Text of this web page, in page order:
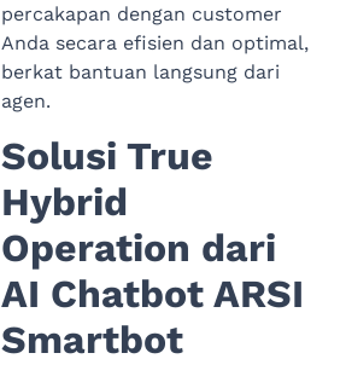
percakapan dengan customer
Anda secara efisien dan optimal,
berkat bantuan langsung dari
agen.
Solusi True
Hybrid
Operation dari
AI Chatbot ARSI
Smartbot